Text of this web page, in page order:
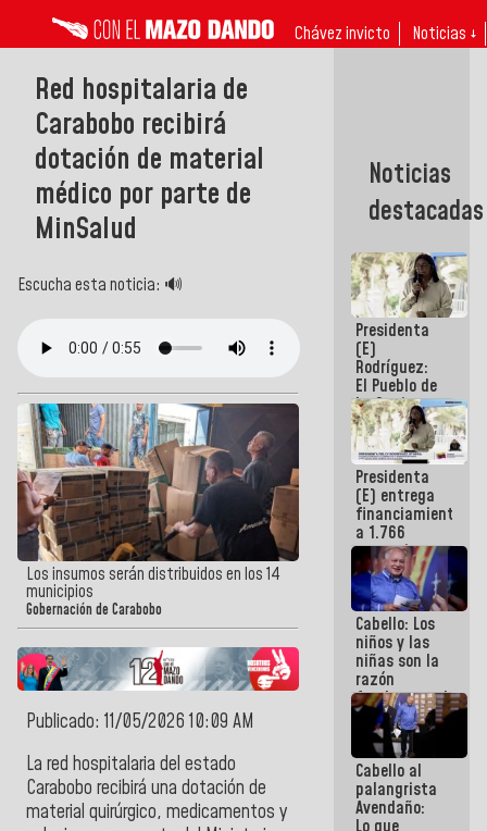
Chávez invicto Noticias ↓
Red hospitalaria de
Carabobo recibirá
dotación de material
médico por parte de
MinSalud
Escucha esta noticia: 🔊
Los insumos serán distribuidos en los 14
municipios
Gobernación de Carabobo
Publicado: 11/05/2026 10:09 AM
La red hospitalaria del estado
Carabobo recibirá una dotación de
material quirúrgico, medicamentos y
Noticias
destacadas
Presidenta
(E)
Rodríguez:
El Pueblo de
La Guaira
siempre
estará
acompañada
por el
Gobierno
Nacional
Presidenta
(E) entrega
financiamientos
a 1.766
comerciantes
y
emprendedores
afectados
por
terremotos
Cabello: Los
niños y las
niñas son la
razón
fundamental
de todo lo
que
estamos
haciendo
Cabello al
palangrista
Avendaño: